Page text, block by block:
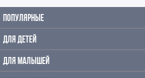
ПОПУЛЯРНЫЕ
ДЛЯ ДЕТЕЙ
ДЛЯ МАЛЫШЕЙ